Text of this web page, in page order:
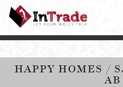
Intrade
ITG
AB
|
your
wallsHAPPY HOMES /
AB